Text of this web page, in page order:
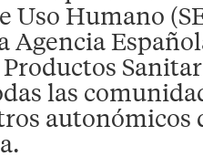
Uso Humano
Agencia
las
autonómicos